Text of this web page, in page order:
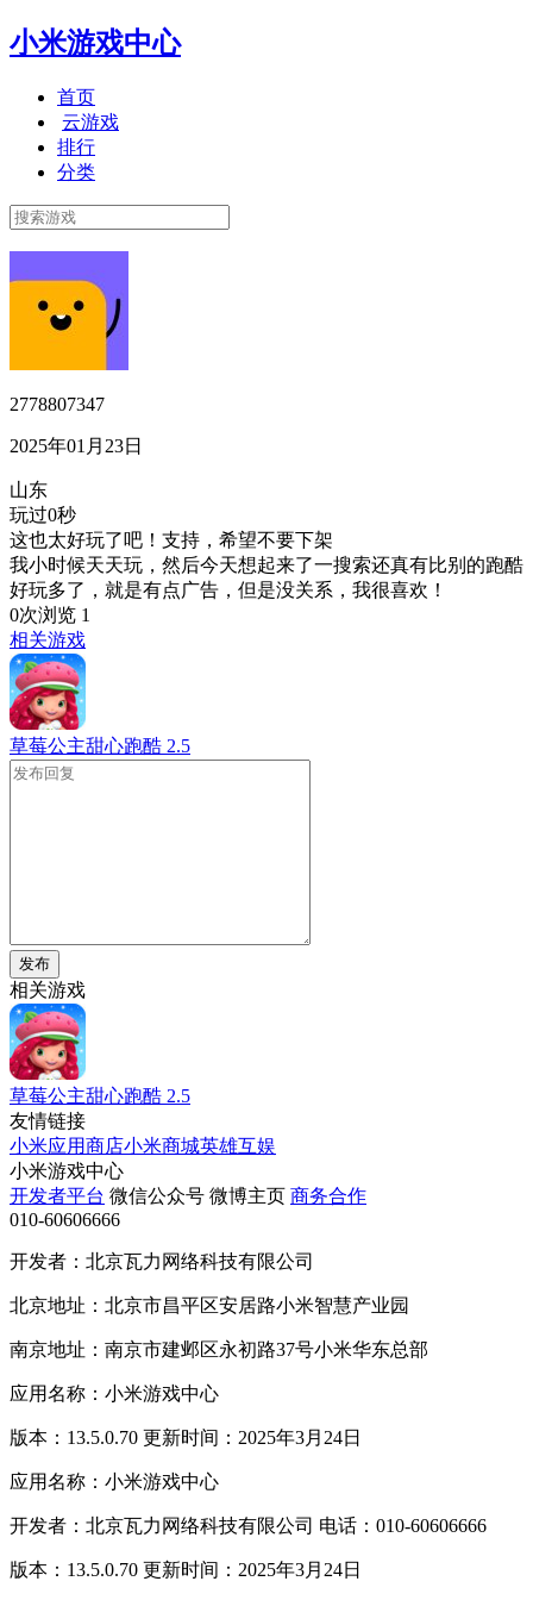
小米游戏中心
首页
云游戏
排行
分类
2778807347
2025年01月23日
山东
玩过0秒
这也太好玩了吧！支持，希望不要下架
我小时候天天玩，然后今天想起来了一搜索还真有比别的跑酷
好玩多了，就是有点广告，但是没关系，我很喜欢！
0次浏览 1
相关游戏
草莓公主甜心跑酷 2.5
发布
相关游戏
草莓公主甜心跑酷 2.5
友情链接
小米应用商店小米商城英雄互娱
小米游戏中心
开发者平台 微信公众号 微博主页 商务合作
010-60606666
开发者：北京瓦力网络科技有限公司
北京地址：北京市昌平区安居路小米智慧产业园
南京地址：南京市建邺区永初路37号小米华东总部
应用名称：小米游戏中心
版本：13.5.0.70 更新时间：2025年3月24日
应用名称：小米游戏中心
开发者：北京瓦力网络科技有限公司 电话：010-60606666
版本：13.5.0.70 更新时间：2025年3月24日